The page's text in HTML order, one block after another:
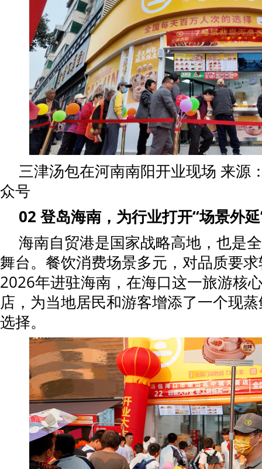
三津汤包在河南南阳开业现场 来源
众号
02 登岛海南，为行业打开“场景外
海南自贸港是国家战略高地，也是
舞台。餐饮消费场景多元，对品质要
2026年进驻海南，在海口这一旅游核
店，为当地居民和游客增添了一个现
选择。